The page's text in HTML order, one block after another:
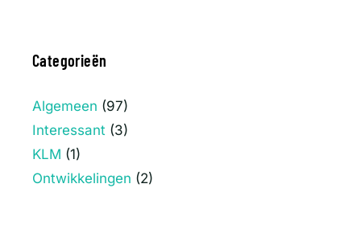
Categorieën
Algemeen (97)
Interessant (3)
KLM (1)
Ontwikkelingen (2)